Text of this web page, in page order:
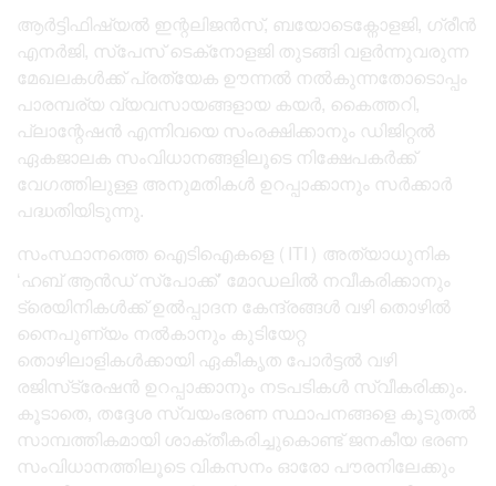
ആർട്ടിഫിഷ്യൽ ഇന്റലിജൻസ്, ബയോടെക്നോളജി, ഗ്രീൻ
എനർജി, സ്‌പേസ് ടെക്‌നോളജി തുടങ്ങി വളർന്നുവരുന്ന
മേഖലകൾക്ക് പ്രത്യേക ഊന്നൽ നൽകുന്നതോടൊപ്പം
പാരമ്പര്യ വ്യവസായങ്ങളായ കയർ, കൈത്തറി,
പ്ലാന്റേഷൻ എന്നിവയെ സംരക്ഷിക്കാനും ഡിജിറ്റൽ
ഏകജാലക സംവിധാനങ്ങളിലൂടെ നിക്ഷേപകർക്ക്
വേഗത്തിലുള്ള അനുമതികൾ ഉറപ്പാക്കാനും സർക്കാർ
പദ്ധതിയിടുന്നു.
സംസ്ഥാനത്തെ ഐടിഐകളെ (ITI) അത്യാധുനിക
‘ഹബ് ആൻഡ് സ്‌പോക്ക്’ മോഡലിൽ നവീകരിക്കാനും
ട്രെയിനികൾക്ക് ഉൽപ്പാദന കേന്ദ്രങ്ങൾ വഴി തൊഴിൽ
നൈപുണ്യം നൽകാനും കുടിയേറ്റ
തൊഴിലാളികൾക്കായി ഏകീകൃത പോർട്ടൽ വഴി
രജിസ്‌ട്രേഷൻ ഉറപ്പാക്കാനും നടപടികൾ സ്വീകരിക്കും.
കൂടാതെ, തദ്ദേശ സ്വയംഭരണ സ്ഥാപനങ്ങളെ കൂടുതൽ
സാമ്പത്തികമായി ശാക്തീകരിച്ചുകൊണ്ട് ജനകീയ ഭരണ
സംവിധാനത്തിലൂടെ വികസനം ഓരോ പൗരനിലേക്കും